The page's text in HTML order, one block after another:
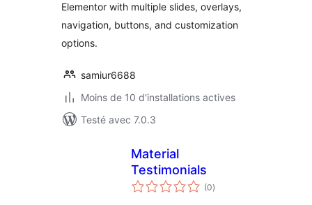
Elementor with multiple slides, overlays,
navigation, buttons, and customization
options.
samiur6688
Moins de 10 d'installations actives
Testé avec 7.0.3
Material
Testimonials
(0notes
en
)